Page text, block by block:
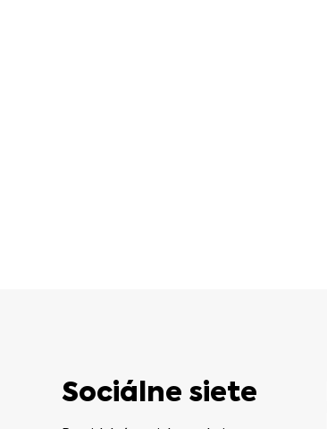
Sociálne siete